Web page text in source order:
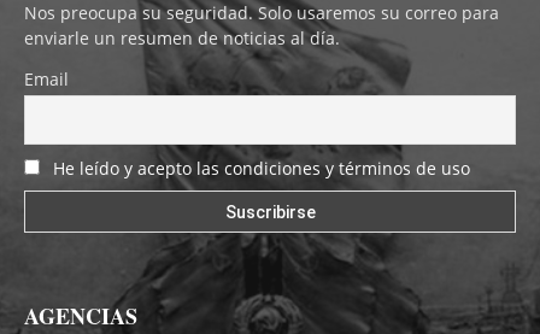
Nos preocupa su seguridad. Solo usaremos su correo para
enviarle un resumen de noticias al día.
Email
He leído y acepto las condiciones y términos de uso
AGENCIAS